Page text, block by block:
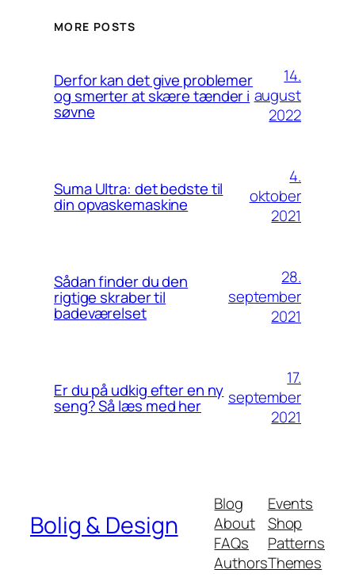
MORE POSTS
Derfor kan det give problemer
og smerter at skære tænder i
søvne
14.
august
2022
Suma Ultra: det bedste til
din opvaskemaskine
4.
oktober
2021
Sådan finder du den
rigtige skraber til
badeværelset
28.
september
2021
Er du på udkig efter en ny
seng? Så læs med her
17.
september
2021
Bolig & Design
Blog
About
FAQs
Authors
Events
Shop
Patterns
Themes